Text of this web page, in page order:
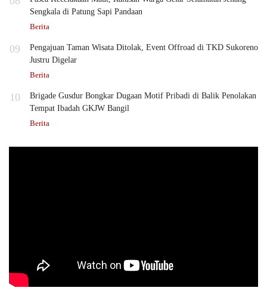
Sengkala di Patung Sapi Pandaan
Berita
09
Pengajuan Taman Wisata Ditolak, Event Offroad di TKD Sukoreno
Justru Digelar
Berita
10
Brigade Gusdur Bongkar Dugaan Motif Pribadi di Balik Penolakan
Tempat Ibadah GKJW Bangil
Berita